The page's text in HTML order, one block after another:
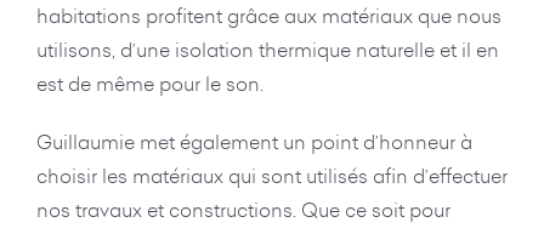
habitations profitent grâce aux matériaux que nous
utilisons, d’une isolation thermique naturelle et il en
est de même pour le son.
Guillaumie met également un point d’honneur à
choisir les matériaux qui sont utilisés afin d’effectuer
nos travaux et constructions. Que ce soit pour